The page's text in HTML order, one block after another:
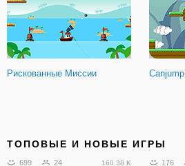
Рискованные Миссии Canjump
ТОПОВЫЕ И НОВЫЕ ИГРЫ
699 24 160.38 K 176